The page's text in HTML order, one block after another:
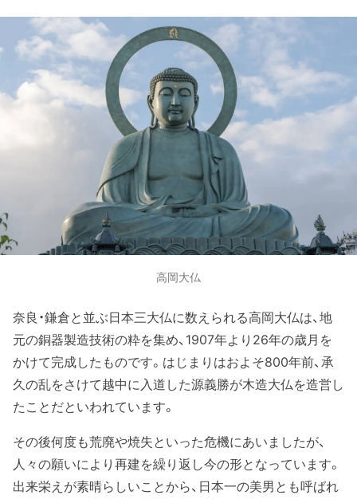
高岡大仏
奈良・鎌倉と並ぶ日本三大仏に数えられる高岡大仏は、地
元の銅器製造技術の粋を集め、1907年より26年の歳月を
かけて完成したものです。はじまりはおよそ800年前、承
久の乱をさけて越中に入道した源義勝が木造大仏を造営し
たことだといわれています。
その後何度も荒廃や焼失といった危機にあいましたが、
人々の願いにより再建を繰り返し今の形となっています。
出来栄えが素晴らしいことから、日本一の美男とも呼ばれ